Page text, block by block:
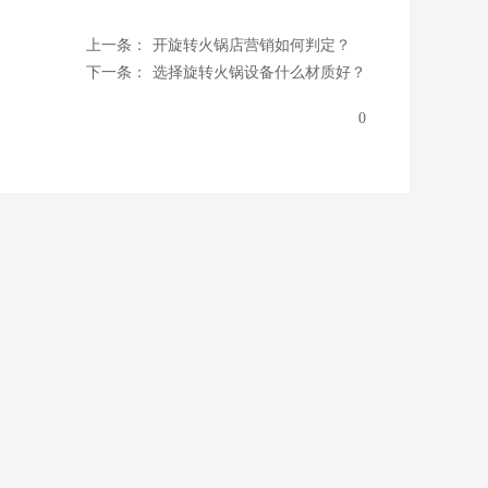
上一条：
开旋转火锅店营销如何判定？
下一条：
选择旋转火锅设备什么材质好？
0